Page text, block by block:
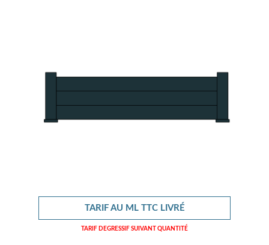
TARIF AU ML TTC LIVRÉ
TARIF DEGRESSIF SUIVANT QUANTITÉ